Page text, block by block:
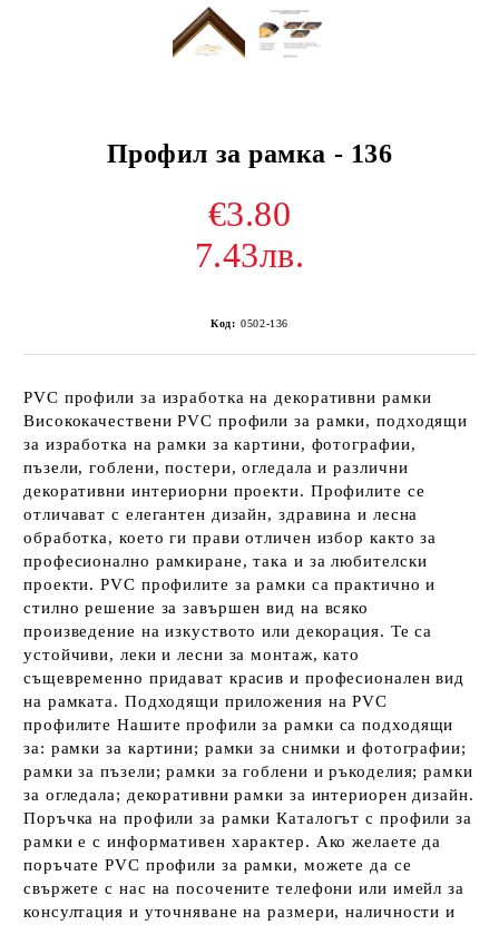
Профил за рамка - 136
€3.80
7.43лв.
Код: 0502-136
PVC профили за изработка на декоративни рамки
Висококачествени PVC профили за рамки, подходящи
за изработка на рамки за картини, фотографии,
пъзели, гоблени, постери, огледала и различни
декоративни интериорни проекти. Профилите се
отличават с елегантен дизайн, здравина и лесна
обработка, което ги прави отличен избор както за
професионално рамкиране, така и за любителски
проекти. PVC профилите за рамки са практично и
стилно решение за завършен вид на всяко
произведение на изкуството или декорация. Те са
устойчиви, леки и лесни за монтаж, като
същевременно придават красив и професионален вид
на рамката. Подходящи приложения на PVC
профилите Нашите профили за рамки са подходящи
за: рамки за картини; рамки за снимки и фотографии;
рамки за пъзели; рамки за гоблени и ръкоделия; рамки
за огледала; декоративни рамки за интериорен дизайн.
Поръчка на профили за рамки Каталогът с профили за
рамки е с информативен характер. Ако желаете да
поръчате PVC профили за рамки, можете да се
свържете с нас на посочените телефони или имейл за
консултация и уточняване на размери, наличности и